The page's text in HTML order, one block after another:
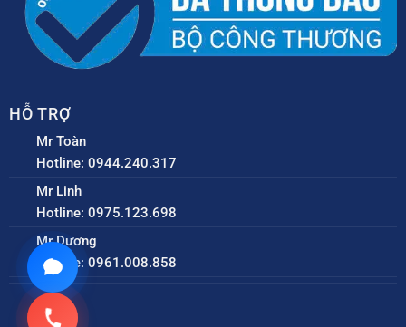
HỖ TRỢ
Mr Toàn
Hotline: 0944.240.317
Mr Linh
Hotline: 0975.123.698
Mr Dương
Hotline: 0961.008.858